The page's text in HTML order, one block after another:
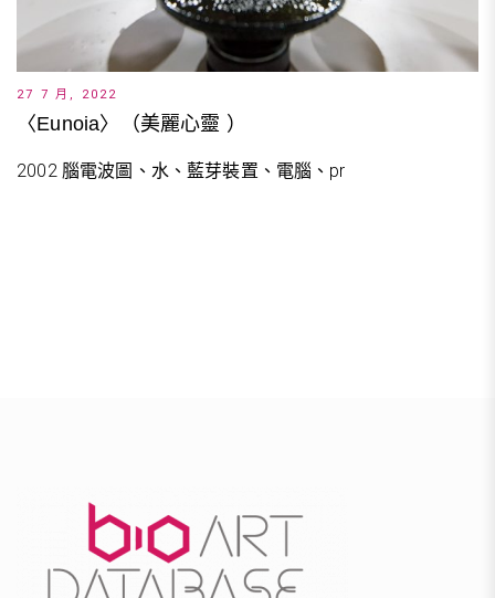
27 7 月, 2022
〈Eunoia〉（美麗心靈 ）
2002 腦電波圖、水、藍芽裝置、電腦、pr